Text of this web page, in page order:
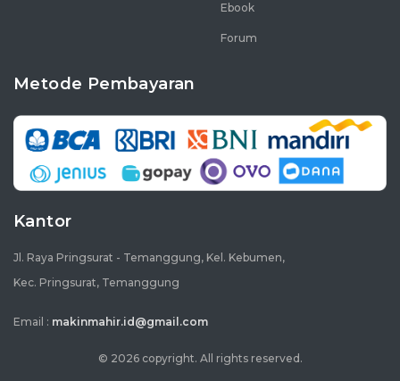
Ebook
Forum
Metode Pembayaran
Kantor
Jl. Raya Pringsurat - Temanggung, Kel. Kebumen,
Kec. Pringsurat, Temanggung
Email : makinmahir.id@gmail.com
© 2026 copyright. All rights reserved.